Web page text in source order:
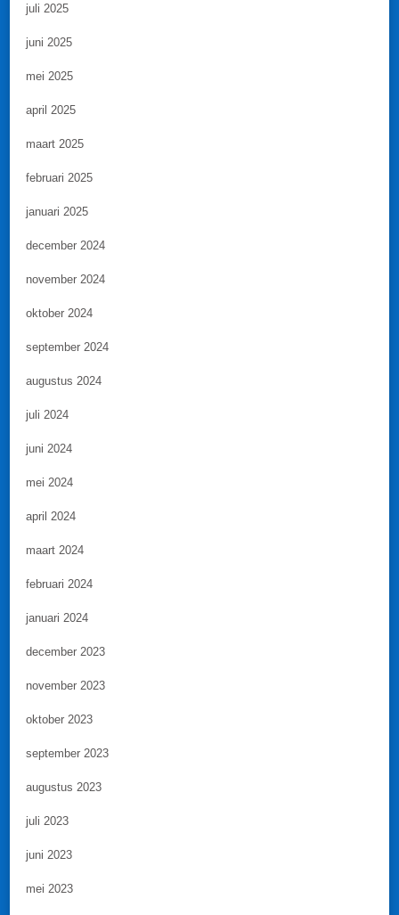
juli 2025
juni 2025
mei 2025
april 2025
maart 2025
februari 2025
januari 2025
december 2024
november 2024
oktober 2024
september 2024
augustus 2024
juli 2024
juni 2024
mei 2024
april 2024
maart 2024
februari 2024
januari 2024
december 2023
november 2023
oktober 2023
september 2023
augustus 2023
juli 2023
juni 2023
mei 2023